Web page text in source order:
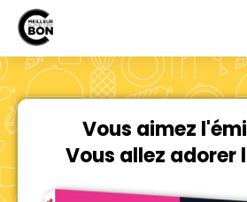
Vous aimez
Vous allez adorer